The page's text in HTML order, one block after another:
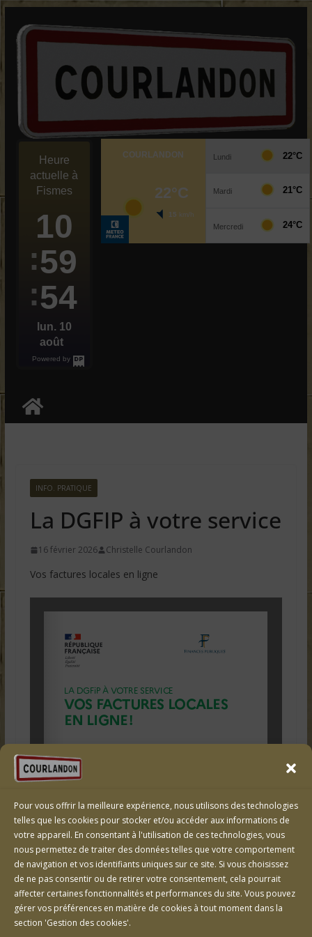
Pour vous offrir la meilleure expérience, nous utilisons des technologies
telles que les cookies pour stocker et/ou accéder aux informations de
votre appareil. En consentant à l'utilisation de ces technologies, vous
nous permettez de traiter des données telles que votre comportement
de navigation et vos identifiants uniques sur ce site. Si vous choisissez
de ne pas consentir ou de retirer votre consentement, cela pourrait
affecter certaines fonctionnalités et performances du site. Vous pouvez
gérer vos préférences en matière de cookies à tout moment dans la
section 'Gestion des cookies'.
au
Powered by
Heure
actuelle à
Fismes
10
59
54
lun. 10
août
INFO. PRATIQUE
La DGFIP à votre service
16 février 2026 Christelle Courlandon
Vos factures locales en ligne